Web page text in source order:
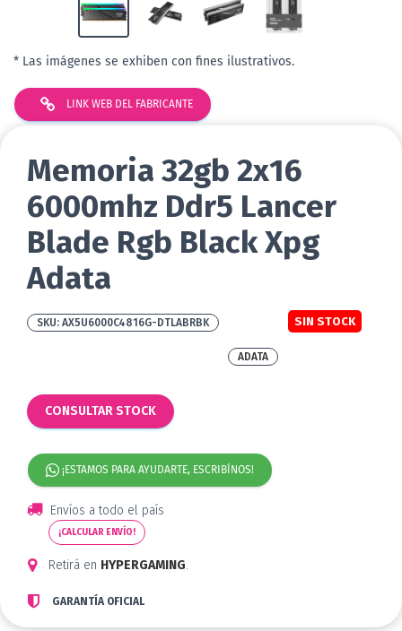
* Las imágenes se exhiben con fines ilustrativos.
LINK WEB DEL FABRICANTE
Memoria 32gb 2x16
6000mhz Ddr5 Lancer
Blade Rgb Black Xpg
Adata
AX5U6000C4816G-DTLABRBK SIN STOCK
ADATA
CONSULTAR STOCK
¡ESTAMOS PARA AYUDARTE, ESCRIBÍNOS!
Envíos a todo el país
¡CALCULAR ENVÍO!
Retirá en HYPERGAMING.
GARANTÍA OFICIAL